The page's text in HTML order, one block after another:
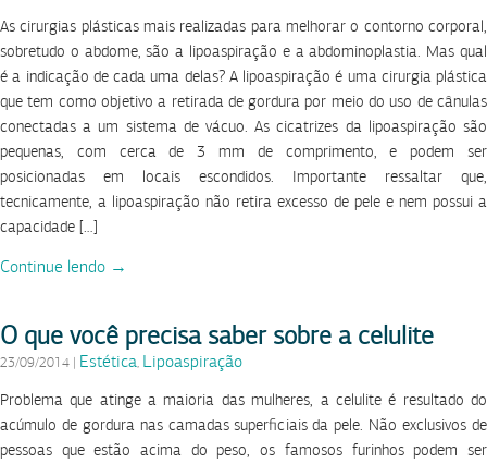
As cirurgias plásticas mais realizadas para melhorar o contorno corporal,
sobretudo o abdome, são a lipoaspiração e a abdominoplastia. Mas qual
é a indicação de cada uma delas? A lipoaspiração é uma cirurgia plástica
que tem como objetivo a retirada de gordura por meio do uso de cânulas
conectadas a um sistema de vácuo. As cicatrizes da lipoaspiração são
pequenas, com cerca de 3 mm de comprimento, e podem ser
posicionadas em locais escondidos. Importante ressaltar que,
tecnicamente, a lipoaspiração não retira excesso de pele e nem possui a
capacidade […]
Continue lendo →
O que você precisa saber sobre a celulite
23/09/2014 | Estética, Lipoaspiração
Problema que atinge a maioria das mulheres, a celulite é resultado do
acúmulo de gordura nas camadas superficiais da pele. Não exclusivos de
pessoas que estão acima do peso, os famosos furinhos podem ser